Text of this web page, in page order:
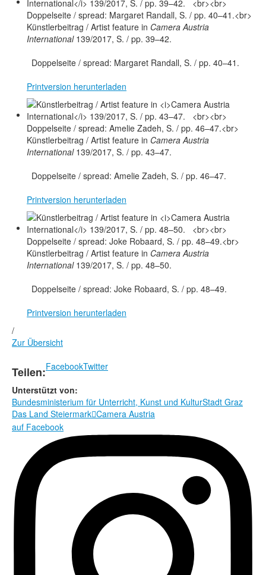
Künstlerbeitrag / Artist feature in Camera Austria
International139/2017, S. / pp. 39–42.
Doppelseite / spread: Margaret Randall, S. / pp. 40–41.
Printversion herunterladen
Künstlerbeitrag / Artist feature in Camera Austria
International139/2017, S. / pp. 43–47.
Doppelseite / spread: Amelie Zadeh, S. / pp. 46–47.
Printversion herunterladen
Künstlerbeitrag / Artist feature in Camera Austria
International139/2017, S. / pp. 48–50.
Doppelseite / spread: Joke Robaard, S. / pp. 48–49.
Printversion herunterladen
/
Zur Übersicht
Teilen:FacebookTwitter
Unterstützt von:
Bundesministerium für Unterricht, Kunst und KulturStadt Graz
Das Land SteiermarkCamera Austria
auf Facebook